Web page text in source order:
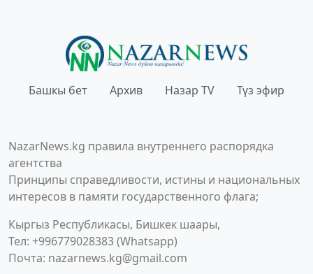
Башкы бет Архив Назар TV Түз эфир
NazarNews.kg правила внутреннего распорядка
агентства
Принципы справедливости, истины и национальных
интересов в памяти государственного флага;
Кыргыз Республикасы, Бишкек шаары,
Тел: +996779028383 (Whatsapp)
Почта: nazarnews.kg@gmail.com